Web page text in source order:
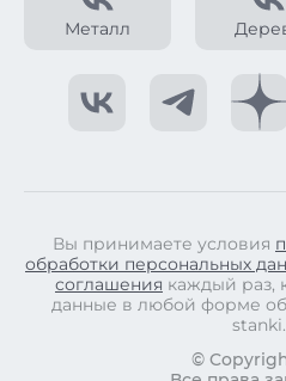
Металл
Вы принимаете условия
обработки персональных
соглашения каждый раз,
данные в любой форме
©